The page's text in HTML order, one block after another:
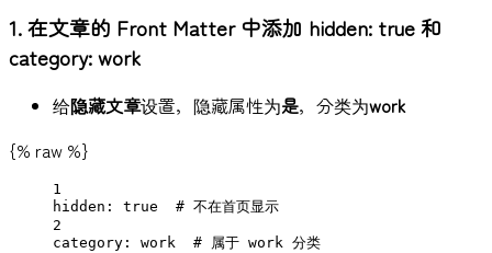
1. 在文章的 Front Matter 中添加 hidden: true 和
category: work
给隐藏文章设置，隐藏属性为是，分类为work
{% raw %}
1
hidden : true
# 不在首页显示
2
category : work # 属于 work 分类